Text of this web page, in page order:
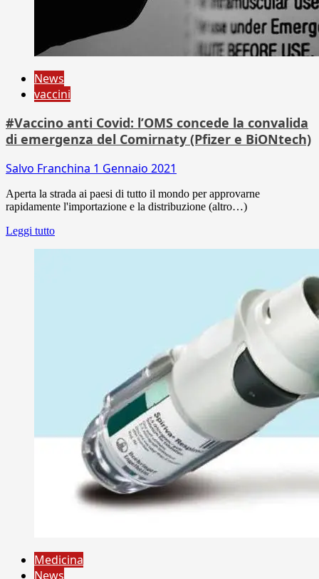
News
vaccini
#Vaccino anti Covid: l’OMS concede la convalida
di emergenza del Comirnaty (Pfizer e BiONtech)
Salvo Franchina 1 Gennaio 2021
Aperta la strada ai paesi di tutto il mondo per approvarne
rapidamente l'importazione e la distribuzione (altro…)
Leggi tutto
Medicina
News